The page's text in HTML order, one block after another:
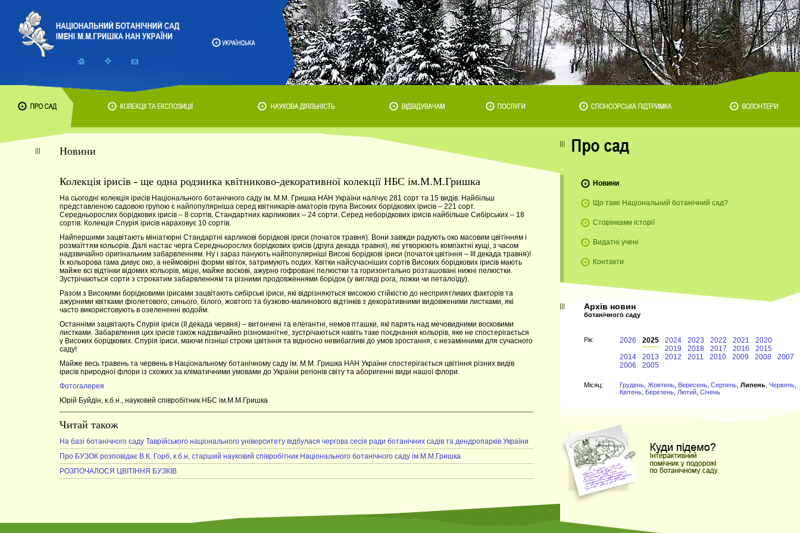
Новини
Колекція ірисів - ще одна родзинка квітниково-декоративної колекції НБС ім.М.М.Гришка
На сьогодні колекція ірисів Національного ботанічного саду ім. М.М. Гришка НАН України налічує 281 сорт та 15 видів. Найбільш
представленою садовою групою є найпопулярніша серед квітникарів-аматорів група Високих борідкових ірисів – 221 сорт.
Середньорослих борідкових ірисів – 8 сортів, Стандартних карликових – 24 сорти. Серед неборідкових ірисів найбільше Сибірських – 18
сортів. Колекція Спурія ірисів нараховує 10 сортів.
Найпершими зацвітають мініатюрні Стандартні карликові борідкові іриси (початок травня). Вони завжди радують око масовим цвітінням і
розмаїттям кольорів. Далі настає черга Середньорослих борідкових ірисів (друга декада травня), які утворюють компактні кущі, з часом
надзвичайно оригінальним забарвленням. Ну і зараз панують найпопулярніші Високі борідкові іриси (початок цвітіння – ІІІ декада травня)!
Їх кольорова гама дивує око, а неймовірні форми квіток, затримують подих. Квітки найсучасніших сортів Високих борідкових ірисів мають
майже всі відтінки відомих кольорів, міцні, майже воскові, ажурно гофровані пелюстки та горизонтально розташовані нижні пелюстки.
Зустрічаються сорти з строкатим забарвленням та різними продовженнями борідок (у вигляді рога, ложки чи петалоїду).
Разом з Високими борідковими ірисами зацвітають сибірські іриси, які відрізняються високою стійкістю до несприятливих факторів та
ажурними квітками фіолетового, синього, білого, жовтого та бузково-малинового відтінків з декоративними видовженими листками, які
часто використовують в озелененні водойм.
Останніми зацвітають Спурія іриси (ІІ декада червня) – витончені та елегантні, немов пташки, які парять над мечовидними восковими
листками. Забарвлення цих ірисів також надзвичайно різноманітне, зустрічаються навіть таке поєднання кольорів, яке не спостерігається
у Високих борідкових. Спурія іриси, маючи пізніші строки цвітіння та відносно невибагливі до умов зростання, є незамінними для сучасного
саду!
Майже весь травень та червень в Національному ботанічному саду ім. М.М. Гришка НАН України спостерігається цвітіння різних видів
ірисів природної флори із схожих за кліматичними умовами до України регіонів світу та аборигенні види нашої флори.
Фотогалерея
Юрій Буйдін, к.б.н., науковий співробітник НБС ім.М.М.Гришка
Читай також
На базі ботанічного саду Таврійського національного університету відбулася чергова сесія ради ботанічних садів та дендропарків України
Про БУЗОК розповідає В.К. Горб, к.б.н, старший науковий співробітник Національного ботанічного саду ім.М.М.Гришка
РОЗПОЧАЛОСЯ ЦВІТІННЯ БУЗКІВ
Новини
Що таке Національний ботанічний сад?
Сторінками історії
Видатні учені
Контакти
Архів новин
ботанічного саду
Рiк: 2026 2025 2024 2023 2022 2021
2020
2019
2018 2017 2016
2015
2014
2013 2012 2011 2010 2009 2008
2007
2006
2005
Мiсяц: Грудень Жовтень Вересень Серпень Липень Червень
Квітень Березень Лютий Січень